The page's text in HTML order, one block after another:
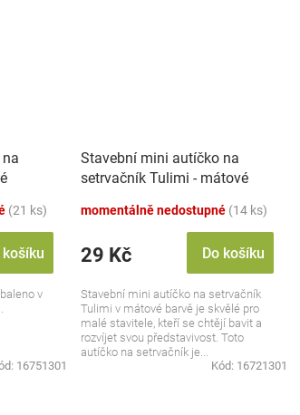
(21 ks)
košíku
v
16751301
Stavební mini autíčko na
setrvačník Tulimi - mátové
momentálně nedostupné (14 ks)
29 Kč Do košíku
Stavební mini autíčko na setrvačník
Tulimi v mátové barvě je skvělé pro
malé stavitele, kteří se chtějí bavit a
rozvíjet svou představivost. Toto
autíčko na setrvačník je...
Kód: 16721301